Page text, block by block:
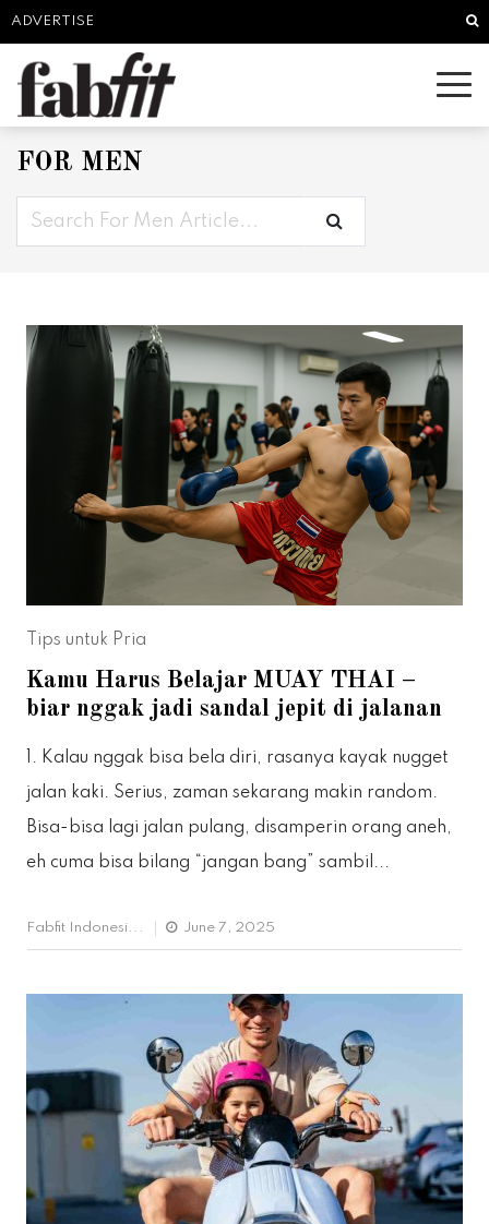
ADVERTISE
FOR MEN
Keyword
Tips untuk Pria
Kamu Harus Belajar MUAY THAI –
biar nggak jadi sandal jepit di jalanan
1. Kalau nggak bisa bela diri, rasanya kayak nugget
jalan kaki. Serius, zaman sekarang makin random.
Bisa-bisa lagi jalan pulang, disamperin orang aneh,
eh cuma bisa bilang “jangan bang” sambil...
Fabfit Indonesi... June 7, 2025